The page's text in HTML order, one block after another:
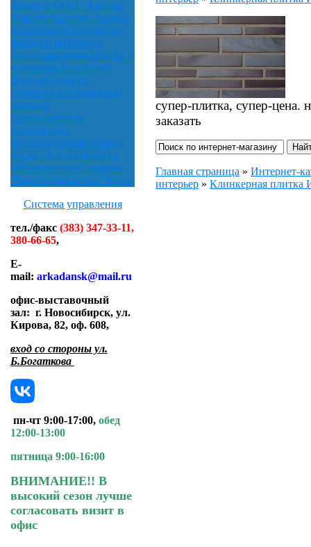
Заявку в ООО "Аркада"
Кирпич Красная гвардия
Клинкерная плитка для
фасада и интерьера
Вентилируемые фасады с
клинкерной плиткой
Отделка дома из
газобетона клинкерной
плиткой
Промышленная
техническая
кислотоупорная плитка
ОТДЕЛКА КРЫЛЬЦА
Облицовочный кирпич
"Баварская кладка" флэш
Система управления
тел./факс (383) 347-33-11,
380-66-65,
E-
mail: arkadansk@mail.ru
офис-выставочный
зал: г. Новосибирск, ул.
Кирова, 82, оф. 608,
вход со стороны ул.
Б.Богаткова
пн-чт 9:00-17:00, обед
12:00-13:00
пятница 9:00-16:00
ВНИМАНИЕ!! В
высокий сезон лучше
согласовать визит в
офис
супер-плитка, супер-цена.
заказать
Главная страница » Интернет-
интерьер » Клинкерная